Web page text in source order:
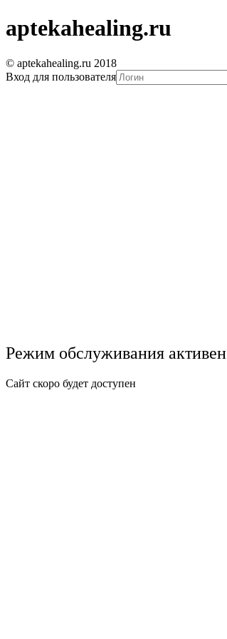
aptekahealing.ru
Режим обслуживания активен
Сайт скоро будет доступен
© aptekahealing.ru 2018
Вход для пользователя